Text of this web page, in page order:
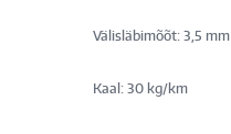
Välisläbimõõt: 3,5 mm
Kaal: 30 kg/km